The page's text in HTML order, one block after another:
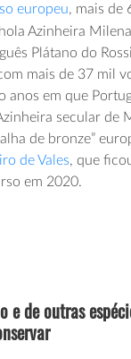
europeu, mais de
Azinheira
Plátano do
mais de 37 mil
anos em que
secular de
de bronze”
de Vales, que
em 2020.
e de outras